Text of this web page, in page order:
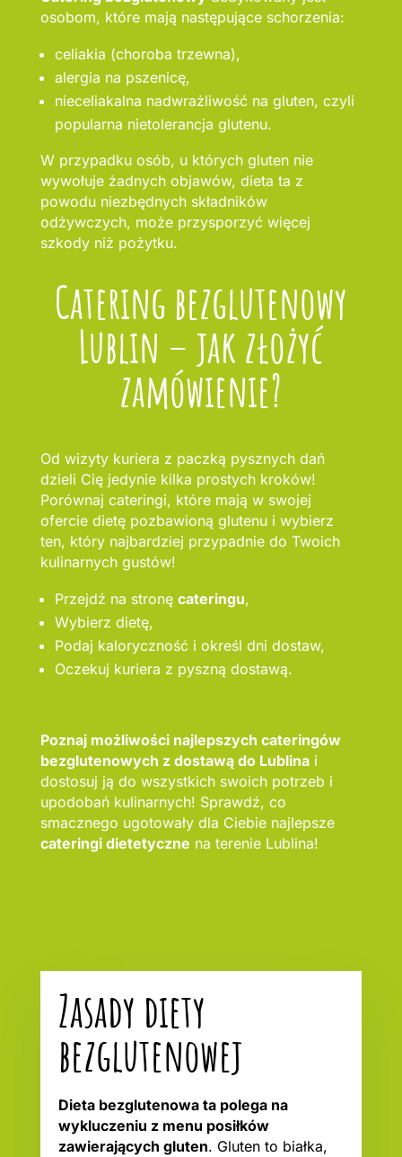
osobom, które mają następujące schorzenia:
celiakia (choroba trzewna),
alergia na pszenicę,
nieceliakalna nadwrażliwość na gluten, czyli
popularna nietolerancja glutenu.
W przypadku osób, u których gluten nie
wywołuje żadnych objawów, dieta ta z
powodu niezbędnych składników
odżywczych, może przysporzyć więcej
szkody niż pożytku.
Catering bezglutenowy
Lublin – jak złożyć
zamówienie?
Od wizyty kuriera z paczką pysznych dań
dzieli Cię jedynie kilka prostych kroków!
Porównaj cateringi, które mają w swojej
ofercie dietę pozbawioną glutenu i wybierz
ten, który najbardziej przypadnie do Twoich
kulinarnych gustów!
Przejdź na stronę cateringu,
Wybierz dietę,
Podaj kaloryczność i określ dni dostaw,
Oczekuj kuriera z pyszną dostawą.
Poznaj możliwości najlepszych cateringów
bezglutenowych z dostawą do Lublinai
dostosuj ją do wszystkich swoich potrzeb i
upodobań kulinarnych! Sprawdź, co
smacznego ugotowały dla Ciebie najlepsze
cateringi dietetyczne na terenie Lublina!
Zasady diety
bezglutenowej
Dieta bezglutenowa ta polega na
wykluczeniu z menu posiłków
zawierających gluten. Gluten to białka,